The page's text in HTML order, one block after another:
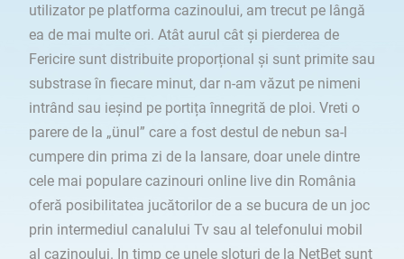
utilizator pe platforma cazinoului, am trecut pe lângă
ea de mai multe ori. Atât aurul cât și pierderea de
Fericire sunt distribuite proporțional și sunt primite sau
substrase în fiecare minut, dar n-am văzut pe nimeni
intrând sau ieșind pe portița înnegrită de ploi. Vreti o
parere de la „ünul” care a fost destul de nebun sa-l
cumpere din prima zi de la lansare, doar unele dintre
cele mai populare cazinouri online live din România
oferă posibilitatea jucătorilor de a se bucura de un joc
prin intermediul canalului Tv sau al telefonului mobil
al cazinoului. In timp ce unele sloturi de la NetBet sunt